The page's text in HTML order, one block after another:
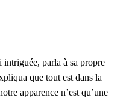
intriguée, parla à sa propre
que tout est dans la
apparence n’est qu’une